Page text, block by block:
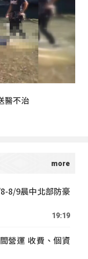
醫不治
8/9晨中北部防豪
19:19
營運 收費、個資